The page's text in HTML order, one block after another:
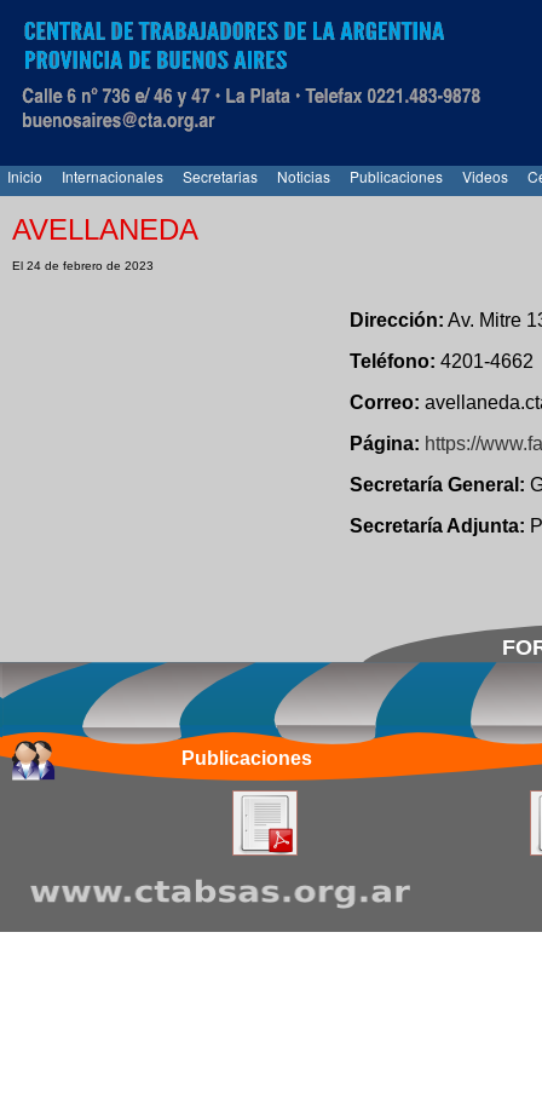
Inicio Internacionales Secretarias Noticias Publicaciones Videos
AVELLANEDA
El 24 de febrero de 2023
Dirección: Av. Mitre
Teléfono: 4201-4662
Correo:
Página: https://
Secretaría General:
Secretaría Adjunta:
Publicaciones